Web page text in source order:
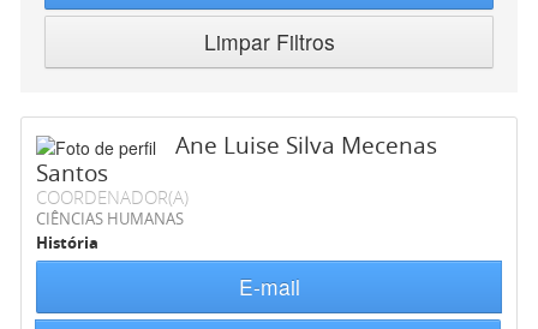
Limpar Filtros
Ane Luise Silva Mecenas
Santos
COORDENADOR(A)
CIÊNCIAS HUMANAS
História
E-mail